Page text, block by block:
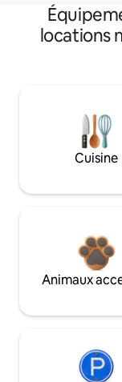
locations
Cuisine
Animaux